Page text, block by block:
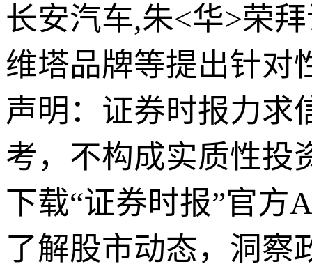
长安汽车,朱<华>荣
维塔品牌等提出针对
声明：证券时报力求
考，不构成实质性投
下载“证券时报”官方
了解股市动态，洞察